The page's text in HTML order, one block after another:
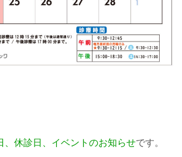
、休診日、イベントのお知らせです。